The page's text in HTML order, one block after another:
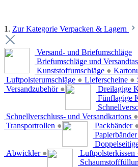
1. Zur Kategorie Verpacken & Lagern
Versand- und Briefumschläge
Briefumschläge und
Kunststoffumschläge ●
Luftpolsterumschläge ● Lieferscheine ●
Versandzubehör ● Dreilagige
Fünflagige
Schnellverschluss- und Versandkartons ●
Transportrollen ● Packbänder
Papierbänder
Abwickler ● Luftpolsterkissen